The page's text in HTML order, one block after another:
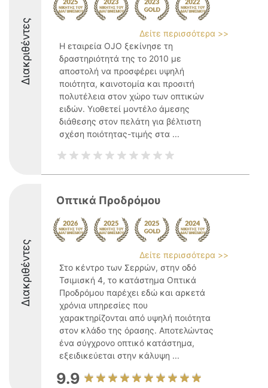
Διακριθέντες
Δείτε περισσότερα >>
Η εταιρεία OJO ξεκίνησε τη
δραστηριότητά της το 2010 με
αποστολή να προσφέρει υψηλή
ποιότητα, καινοτομία και προσιτή
πολυτέλεια στον χώρο των οπτικών
ειδών. Υιοθετεί μοντέλο άμεσης
διάθεσης στον πελάτη για βέλτιστη
σχέση ποιότητας-τιμής στα ...
Διακριθέντες
Οπτικά Προδρόμου
Δείτε περισσότερα >>
Στο κέντρο των Σερρών, στην οδό
Τσιμισκή 4, το κατάστημα Οπτικά
Προδρόμου παρέχει εδώ και αρκετά
χρόνια υπηρεσίες που
χαρακτηρίζονται από υψηλή ποιότητα
στον κλάδο της όρασης. Αποτελώντας
ένα σύγχρονο οπτικό κατάστημα,
εξειδικεύεται στην κάλυψη ...
9.9